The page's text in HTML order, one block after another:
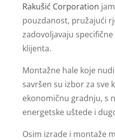
Rakušić Corporation
pouzdanost, pružajući
zadovoljavaju
klijenta.
Montažne hale koje nudi
savršen su izbor za sve
ekonomičnu gradnju, s
energetske uštede i
Osim izrade i montaže